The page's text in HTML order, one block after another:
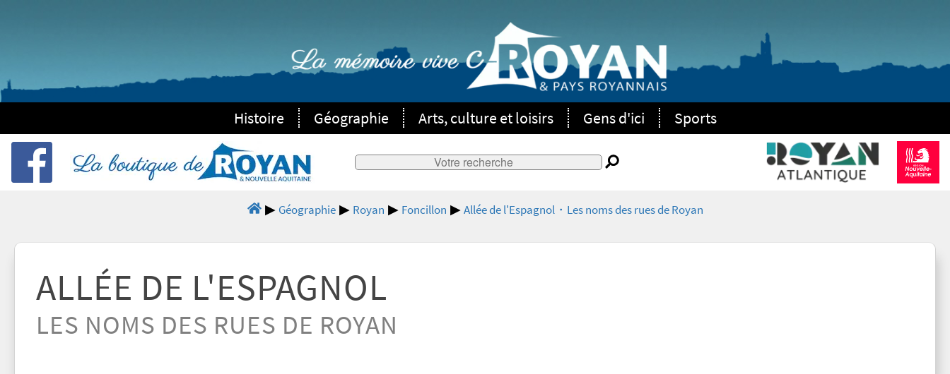
Histoire Géographie Arts, culture et loisirs Gens d'ici Sports
Géographie Royan Foncillon Allée de l'Espagnol・Les noms des rues de Royan
ALLÉE DE L'ESPAGNOL
LES NOMS DES RUES DE ROYAN